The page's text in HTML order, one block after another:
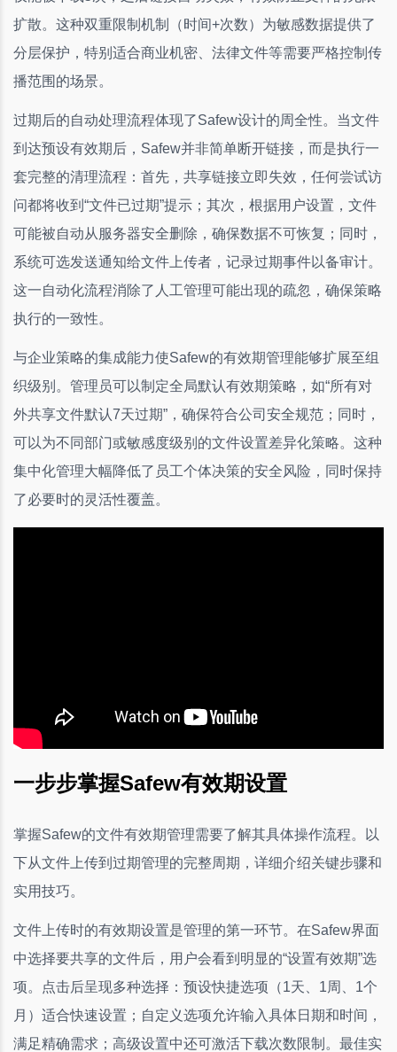
扩散。这种双重限制机制（时间+次数）为敏感数据提供了
分层保护，特别适合商业机密、法律文件等需要严格控制传
播范围的场景。
过期后的自动处理流程体现了Safew设计的周全性。当文件
到达预设有效期后，Safew并非简单断开链接，而是执行一
套完整的清理流程：首先，共享链接立即失效，任何尝试访
问都将收到“文件已过期”提示；其次，根据用户设置，文件
可能被自动从服务器安全删除，确保数据不可恢复；同时，
系统可选发送通知给文件上传者，记录过期事件以备审计。
这一自动化流程消除了人工管理可能出现的疏忽，确保策略
执行的一致性。
与企业策略的集成能力使Safew的有效期管理能够扩展至组
织级别。管理员可以制定全局默认有效期策略，如“所有对
外共享文件默认7天过期”，确保符合公司安全规范；同时，
可以为不同部门或敏感度级别的文件设置差异化策略。这种
集中化管理大幅降低了员工个体决策的安全风险，同时保持
了必要时的灵活性覆盖。
一步步掌握Safew有效期设置
掌握Safew的文件有效期管理需要了解其具体操作流程。以
下从文件上传到过期管理的完整周期，详细介绍关键步骤和
实用技巧。
文件上传时的有效期设置是管理的第一环节。在Safew界面
中选择要共享的文件后，用户会看到明显的“设置有效期”选
项。点击后呈现多种选择：预设快捷选项（1天、1周、1个
月）适合快速设置；自定义选项允许输入具体日期和时间，
满足精确需求；高级设置中还可激活下载次数限制。最佳实